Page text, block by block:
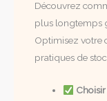
Découvrez
plus longtemps
Optimisez votre
pratiques de